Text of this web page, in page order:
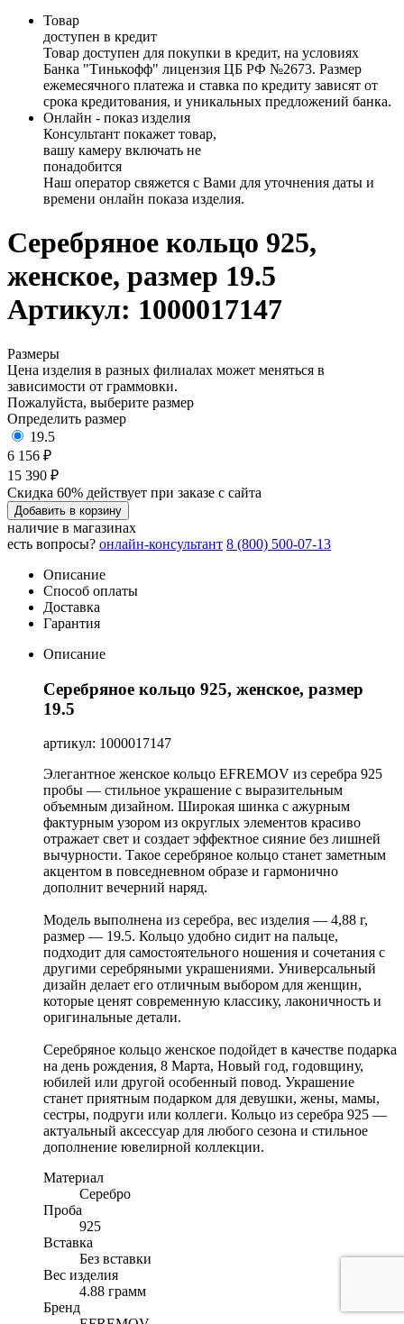
Товар
доступен в кредит
Товар доступен для покупки в кредит, на условиях
Банка "Тинькофф" лицензия ЦБ РФ №2673. Размер
ежемесячного платежа и ставка по кредиту зависят от
срока кредитования, и уникальных предложений банка.
Онлайн - показ изделия
Консультант покажет товар,
вашу камеру включать не
понадобится
Наш оператор свяжется с Вами для уточнения даты и
времени онлайн показа изделия.
Серебряное кольцо 925,
женское, размер 19.5
Артикул: 1000017147
Размеры
Цена изделия в разных филиалах может меняться в
зависимости от граммовки.
Пожалуйста, выберите размер
Определить размер
19.5
6 156 ₽
15 390 ₽
Скидка 60% действует при заказе с сайта
Добавить в корзину
наличие в магазинах
есть вопросы? онлайн-консультант 8 (800) 500-07-13
Описание
Способ оплаты
Доставка
Гарантия
Описание
Серебряное кольцо 925, женское, размер
19.5
артикул: 1000017147
Элегантное женское кольцо EFREMOV из серебра 925
пробы — стильное украшение с выразительным
объемным дизайном. Широкая шинка с ажурным
фактурным узором из округлых элементов красиво
отражает свет и создает эффектное сияние без лишней
вычурности. Такое серебряное кольцо станет заметным
акцентом в повседневном образе и гармонично
дополнит вечерний наряд.
Модель выполнена из серебра, вес изделия — 4,88 г,
размер — 19.5. Кольцо удобно сидит на пальце,
подходит для самостоятельного ношения и сочетания с
другими серебряными украшениями. Универсальный
дизайн делает его отличным выбором для женщин,
которые ценят современную классику, лаконичность и
оригинальные детали.
Серебряное кольцо женское подойдет в качестве подарка
на день рождения, 8 Марта, Новый год, годовщину,
юбилей или другой особенный повод. Украшение
станет приятным подарком для девушки, жены, мамы,
сестры, подруги или коллеги. Кольцо из серебра 925 —
актуальный аксессуар для любого сезона и стильное
дополнение ювелирной коллекции.
Материал
Серебро
Проба
925
Вставка
Без вставки
Вес изделия
4.88 грамм
Бренд